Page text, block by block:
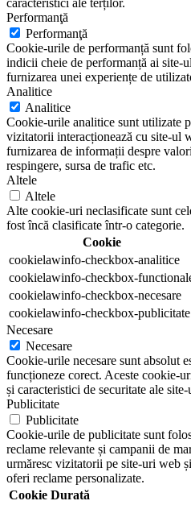
caracteristici ale terților.
Performanţă
Performanţă
Cookie-urile de performanță sunt
indicii cheie de performanță ai site-
furnizarea unei experiențe de
Analitice
Analitice
Cookie-urile analitice sunt utilizate
vizitatorii interacționează cu site-ul
furnizarea de informații despre
respingere, sursa de trafic etc.
Altele
Altele
Alte cookie-uri neclasificate sunt
fost încă clasificate într-o categorie.
Cookie
cookielawinfo-checkbox-analitice
cookielawinfo-checkbox-
cookielawinfo-checkbox-necesare
cookielawinfo-checkbox-publicitate
Necesare
Necesare
Cookie-urile necesare sunt absolut
funcționeze corect. Aceste cookie-
și caracteristici de securitate ale
Publicitate
Publicitate
Cookie-urile de publicitate sunt
reclame relevante și campanii de
urmăresc vizitatorii pe site-uri web
oferi reclame personalizate.
Cookie Durată